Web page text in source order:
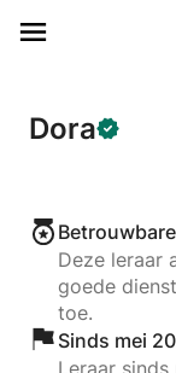
Dora
Deze leraar
goede
toe.
Sinds mei
Leraar